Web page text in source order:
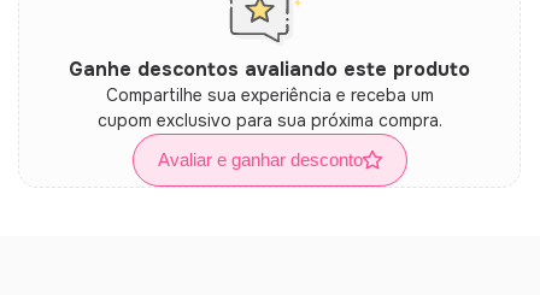
Ganhe descontos avaliando este produto
Compartilhe sua experiência e receba um
cupom exclusivo para sua próxima compra.
Avaliar e ganhar desconto